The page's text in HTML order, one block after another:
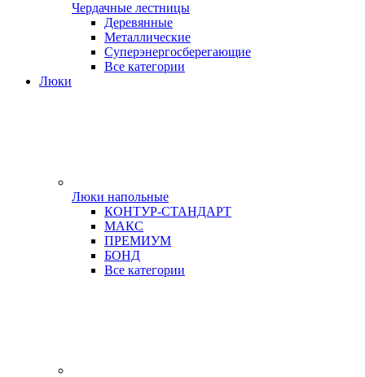
Чердачные лестницы
Деревянные
Металлические
Суперэнергосберегающие
Все категории
Люки
Люки напольные
КОНТУР-СТАНДАРТ
МАКС
ПРЕМИУМ
БОНД
Все категории